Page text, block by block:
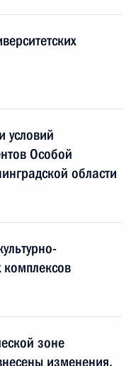
условий
Особой
области
зоне
изменения,